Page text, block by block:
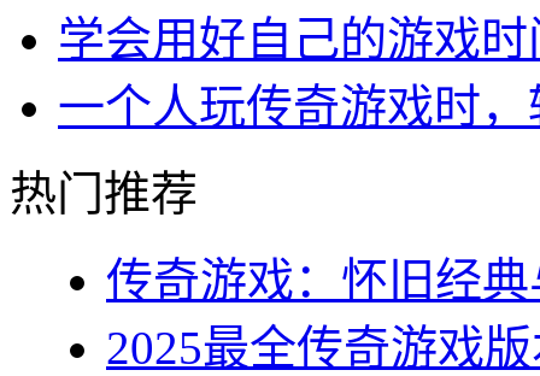
学会用好自己的游戏时
一个人玩传奇游戏时
热门推荐
传奇游戏：怀旧经
2025最全传奇游戏